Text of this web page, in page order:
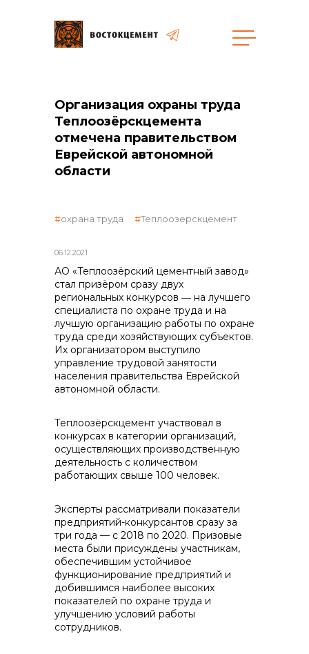
реализация неликвидов
контакты отдела закупок
Контакты
Организация охраны труда
Теплоозёрскцемента
отмечена правительством
Еврейской автономной
области
06.12.2021
охрана труда Теплоозерскцемент
АО «Теплоозёрский цементный завод»
стал призёром сразу двух
региональных конкурсов ― на лучшего
специалиста по охране труда и на
лучшую организацию работы по охране
труда среди хозяйствующих субъектов.
Их организатором выступило
управление трудовой занятости
населения правительства Еврейской
автономной области.
Теплоозёрскцемент участвовал в
конкурсах в категории организаций,
осуществляющих производственную
деятельность с количеством
работающих свыше 100 человек.
Эксперты рассматривали показатели
предприятий-конкурсантов сразу за
три года — с 2018 по 2020. Призовые
места были присуждены участникам,
обеспечившим устойчивое
функционирование предприятий и
добившимся наиболее высоких
показателей по охране труда и
улучшению условий работы
сотрудников.